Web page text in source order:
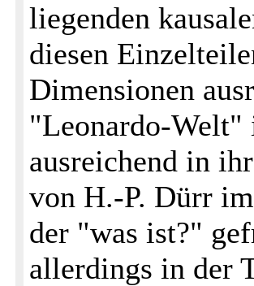
liegenden
diesen
Dimensionen
"Leonardo-Welt"
ausreichend in
von H.-P. Dürr
der "was ist?"
allerdings in der